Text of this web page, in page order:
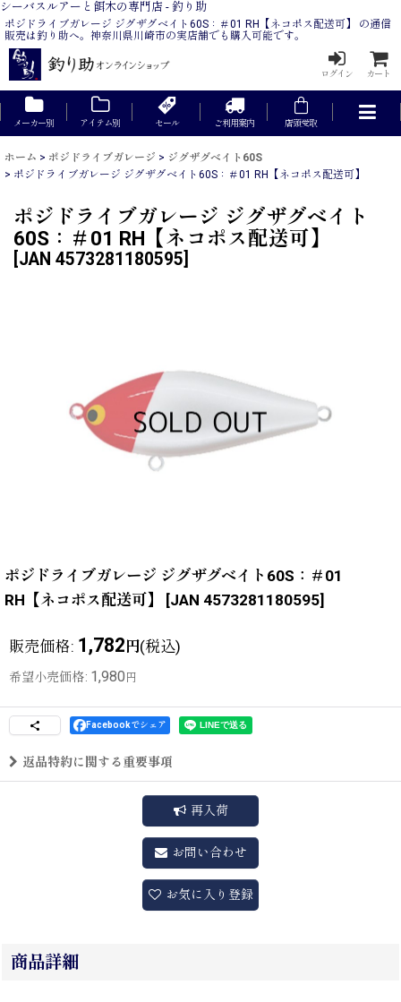
シーバスルアーと餌木の専門店 - 釣り助
ポジドライブガレージ ジグザグベイト60S：＃01 RH【ネコポス配送可】 の通信
販売は釣り助へ。神奈川県川崎市の実店舗でも購入可能です。
ログイン カート
メーカー別 アイテム別 セール ご利用案内 店頭受取
ホーム > ポジドライブガレージ > ジグザグベイト60S
> ポジドライブガレージ ジグザグベイト60S：＃01 RH【ネコポス配送可】
ポジドライブガレージ ジグザグベイト
60S：＃01 RH【ネコポス配送可】
JAN 4573281180595
ポジドライブガレージ ジグザグベイト60S：＃01
RH【ネコポス配送可】
[JAN 4573281180595]
販売価格: 1,782円(税込)
希望小売価格: 1,980 円
Facebookでシェア
返品特約に関する重要事項
再入荷
お問い合わせ
お気に入り登録
商品詳細